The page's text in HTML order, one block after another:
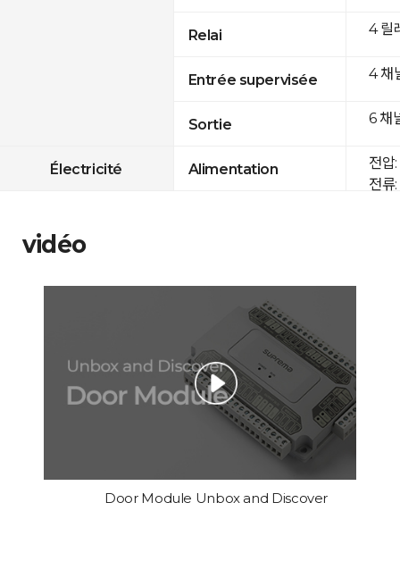
Relai
Entrée supervisée
Sortie
Électricité Alimentation
4 릴
4 채
6 채
전압
전류
vidéo
Door Module Unbox and Discover